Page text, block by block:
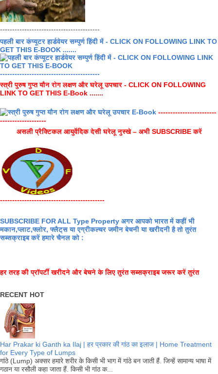
-----------------------------------------
पहली बार कंप्यूटर हार्डवेयर सम्पुर्ण हिंदी में - CLICK ON FOLLOWING LINK TO
GET THIS E-BOOK .......
-----------------------------------------
स्त्री पुरुष गुप्त यौन रोग लक्षण और घरेलू उपचार - CLICK ON FOLLOWING
LINK TO GET THIS E-Book .......
------------------------
-------------------
असली प्रैक्टिकल आयुर्वेदिक देसी घरेलू नुस्खे – अभी SUBSCRIBE करें
-------------------------------------------
SUBSCRIBE FOR ALL Type Property अगर आपको भारत में कहीं भी
मकान,प्लाट,फ्लोर, फ्लैट्स या एग्रीकल्चर जमीन बेचनी या खरीदनी है तो तुरंत
सब्सक्राइब करें हमारे चैनल को :
हर तरह की प्रॉपर्टी खरीदने और बेचने के लिए तुरंत सब्सक्राइब जरूर करें तुरंत
RECENT HOT
Har Prakar ki Ganth ka Ilaj | हर प्रकार की गांठ का इलाज | Home Treatment
for Every Type of Lumps
गांठे (Lump) अक्सर हमारे शरीर के किसी भी भाग में गांठे बन जाती हैं. जिन्हें सामान्य भाषा में
गठान या रसौली कहा जाता हैं. किसी भी गांठ क...